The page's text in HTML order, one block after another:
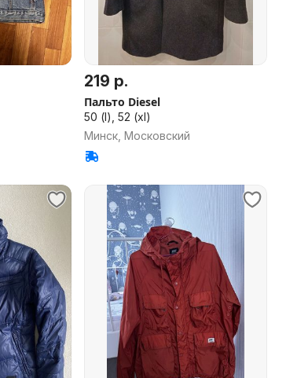
219 р.
Пальто Diesel
50 (l), 52 (xl)
Минск, Московский